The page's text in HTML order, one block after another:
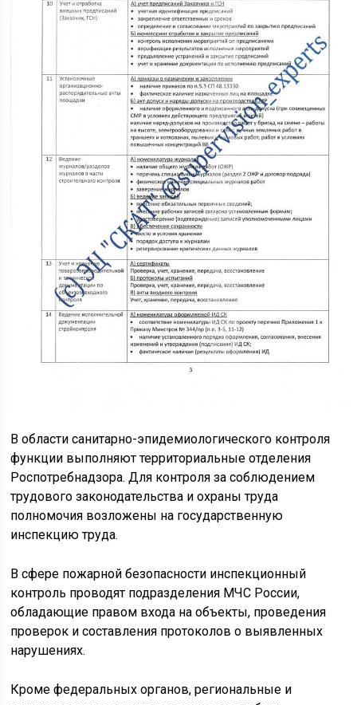
В области санитарно-эпидемиологического контроля
функции выполняют территориальные отделения
Роспотребнадзора. Для контроля за соблюдением
трудового законодательства и охраны труда
полномочия возложены на государственную
инспекцию труда.
В сфере пожарной безопасности инспекционный
контроль проводят подразделения МЧС России,
обладающие правом входа на объекты, проведения
проверок и составления протоколов о выявленных
нарушениях.
Кроме федеральных органов, региональные и